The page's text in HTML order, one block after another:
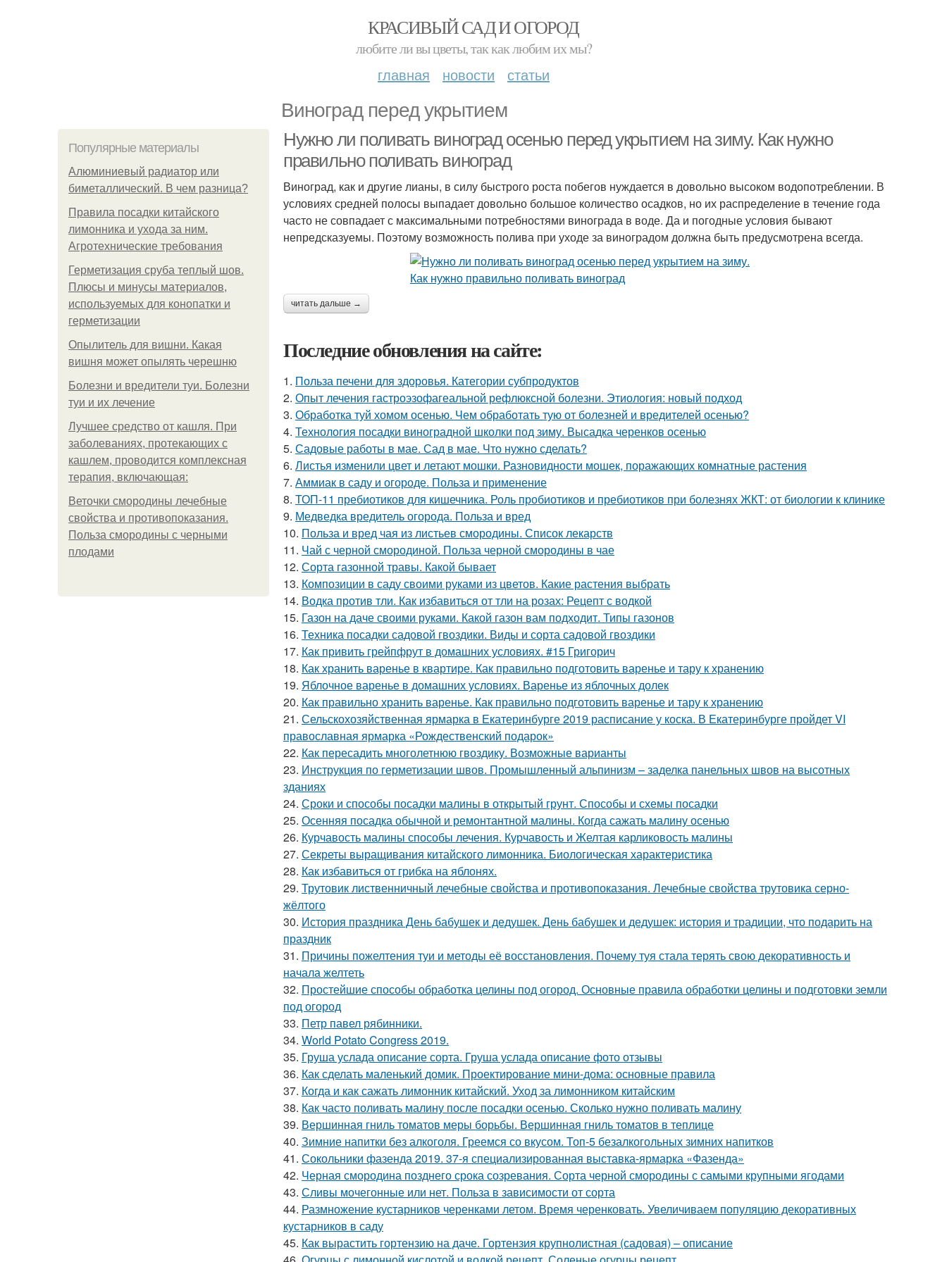
КРАСИВЫЙ САД И ОГОРОД
любите ли вы цветы, так как любим их мы?
главная новости статьи
Виноград перед укрытием
Популярные материалы
Алюминиевый радиатор или
биметаллический. В чем разница?
Правила посадки китайского
лимонника и ухода за ним.
Агротехнические требования
Герметизация сруба теплый шов.
Плюсы и минусы материалов,
используемых для конопатки и
герметизации
Опылитель для вишни. Какая
вишня может опылять черешню
Болезни и вредители туи. Болезни
туи и их лечение
Лучшее средство от кашля. При
заболеваниях, протекающих с
кашлем, проводится комплексная
терапия, включающая:
Веточки смородины лечебные
свойства и противопоказания.
Польза смородины с черными
плодами
Нужно ли поливать виноград осенью перед укрытием на зиму. Как нужно
правильно поливать виноград
Виноград, как и другие лианы, в силу быстрого роста побегов нуждается в довольно высоком водопотреблении. В
условиях средней полосы выпадает довольно большое количество осадков, но их распределение в течение года
часто не совпадает с максимальными потребностями винограда в воде. Да и погодные условия бывают
непредсказуемы. Поэтому возможность полива при уходе за виноградом должна быть предусмотрена всегда.
читать дальше →
Последние обновления на сайте:
1. Польза печени для здоровья. Категории субпродуктов
2. Опыт лечения гастроэзофагеальной рефлюксной болезни. Этиология: новый подход
3. Обработка туй хомом осенью. Чем обработать тую от болезней и вредителей осенью?
4. Технология посадки виноградной школки под зиму. Высадка черенков осенью
5. Садовые работы в мае. Сад в мае. Что нужно сделать?
6. Листья изменили цвет и летают мошки. Разновидности мошек, поражающих комнатные растения
7. Аммиак в саду и огороде. Польза и применение
8. ТОП-11 пребиотиков для кишечника. Роль пробиотиков и пребиотиков при болезнях ЖКТ: от биологии к клинике
9. Медведка вредитель огорода. Польза и вред
10. Польза и вред чая из листьев смородины. Список лекарств
11. Чай с черной смородиной. Польза черной смородины в чае
12. Сорта газонной травы. Какой бывает
13. Композиции в саду своими руками из цветов. Какие растения выбрать
14. Водка против тли. Как избавиться от тли на розах: Рецепт с водкой
15. Газон на даче своими руками. Какой газон вам подходит. Типы газонов
16. Техника посадки садовой гвоздики. Виды и сорта садовой гвоздики
17. Как привить грейпфрут в домашних условиях. #15 Григорич
18. Как хранить варенье в квартире. Как правильно подготовить варенье и тару к хранению
19. Яблочное варенье в домашних условиях. Варенье из яблочных долек
20. Как правильно хранить варенье. Как правильно подготовить варенье и тару к хранению
21. Сельскохозяйственная ярмарка в Екатеринбурге 2019 расписание у коска. В Екатеринбурге пройдет VI
православная ярмарка «Рождественский подарок»
22. Как пересадить многолетнюю гвоздику. Возможные варианты
23. Инструкция по герметизации швов. Промышленный альпинизм – заделка панельных швов на высотных
зданиях
24. Сроки и способы посадки малины в открытый грунт. Способы и схемы посадки
25. Осенняя посадка обычной и ремонтантной малины. Когда сажать малину осенью
26. Курчавость малины способы лечения. Курчавость и Желтая карликовость малины
27. Секреты выращивания китайского лимонника. Биологическая характеристика
28. Как избавиться от грибка на яблонях.
29. Трутовик лиственничный лечебные свойства и противопоказания. Лечебные свойства трутовика серно-
жёлтого
30. История праздника День бабушек и дедушек. День бабушек и дедушек: история и традиции, что подарить на
праздник
31. Причины пожелтения туи и методы её восстановления. Почему туя стала терять свою декоративность и
начала желтеть
32. Простейшие способы обработка целины под огород. Основные правила обработки целины и подготовки земли
под огород
33. Петр павел рябинники.
34. World Potato Congress 2019.
35. Груша услада описание сорта. Груша услада описание фото отзывы
36. Как сделать маленький домик. Проектирование мини-дома: основные правила
37. Когда и как сажать лимонник китайский. Уход за лимонником китайским
38. Как часто поливать малину после посадки осенью. Сколько нужно поливать малину
39. Вершинная гниль томатов меры борьбы. Вершинная гниль томатов в теплице
40. Зимние напитки без алкоголя. Греемся со вкусом. Топ-5 безалкогольных зимних напитков
41. Сокольники фазенда 2019. 37-я специализированная выставка-ярмарка «Фазенда»
42. Черная смородина позднего срока созревания. Сорта черной смородины с самыми крупными ягодами
43. Сливы мочегонные или нет. Польза в зависимости от сорта
44. Размножение кустарников черенками летом. Время черенковать. Увеличиваем популяцию декоративных
кустарников в саду
45. Как вырастить гортензию на даче. Гортензия крупнолистная (садовая) – описание